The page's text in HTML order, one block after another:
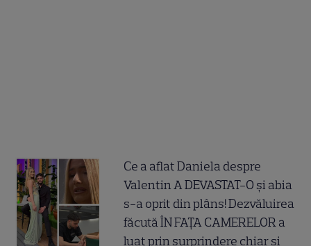
Ce a aflat Daniela despre
Valentin A DEVASTAT-O și abia
s-a oprit din plâns! Dezvăluirea
făcută ÎN FAȚA CAMERELOR a
luat prin surprindere chiar și